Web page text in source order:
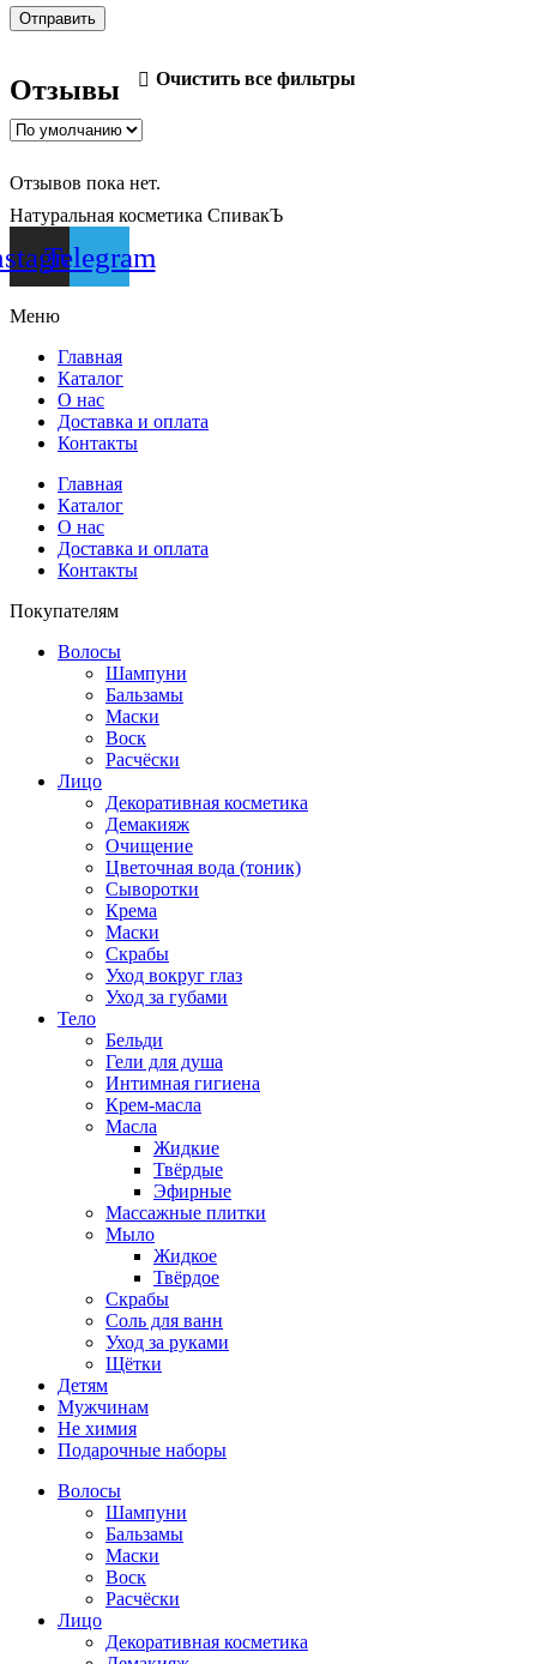
Отзывы Очистить все фильтры
Отзывов пока нет.
Натуральная косметика СпивакЪ
Telegram
Меню
Главная
Каталог
О нас
Доставка и оплата
Контакты
Главная
Каталог
О нас
Доставка и оплата
Контакты
Покупателям
Волосы
Шампуни
Бальзамы
Маски
Воск
Расчёски
Лицо
Декоративная косметика
Демакияж
Очищение
Цветочная вода (тоник)
Сыворотки
Крема
Маски
Скрабы
Уход вокруг глаз
Уход за губами
Тело
Бельди
Гели для душа
Интимная гигиена
Крем-масла
Масла
Жидкие
Твёрдые
Эфирные
Массажные плитки
Мыло
Жидкое
Твёрдое
Скрабы
Соль для ванн
Уход за руками
Щётки
Детям
Мужчинам
Не химия
Подарочные наборы
Волосы
Шампуни
Бальзамы
Маски
Воск
Расчёски
Лицо
Декоративная косметика